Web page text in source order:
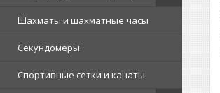
Шахматы и шахматные часы
Секундомеры
Спортивные сетки и канаты